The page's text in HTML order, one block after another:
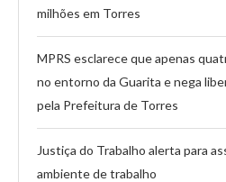
milhões em Torres
MPRS esclarece que apenas
no entorno da Guarita e nega
pela Prefeitura de Torres
Justiça do Trabalho alerta para
ambiente de trabalho